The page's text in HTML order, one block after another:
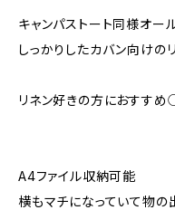
キャンパストート同様オー
しっかりしたカバン向けの
リネン好きの方におすすめ
A4ファイル収納可能
横もマチになっていて物の